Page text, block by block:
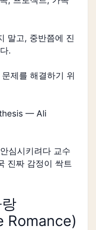
말고, 중반쯤에 진
.
제를 해결하기 위
— Ali
심시키려다 교수
진짜 감정이 싹트
Romance)